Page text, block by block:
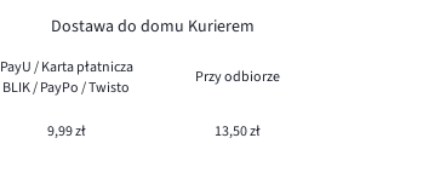
Dostawa do domu Kurierem
PayU / Karta płatnicza
BLIK / PayPo / Twisto
Przy odbiorze
9,99 zł 13,50 zł